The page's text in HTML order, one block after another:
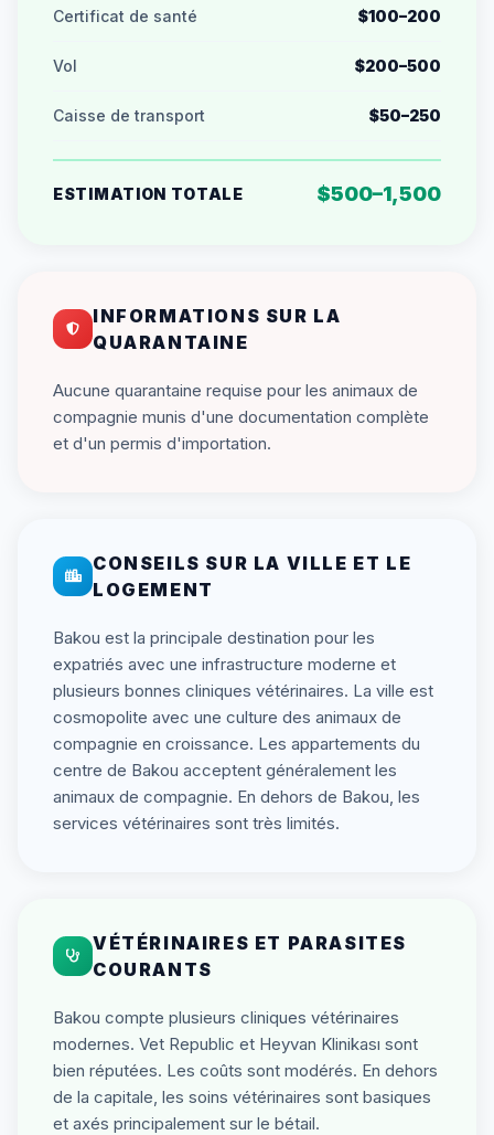
Certificat de santé $100–200
Vol $200–500
Caisse de transport $50–250
ESTIMATION TOTALE $500–1,500
INFORMATIONS SUR LA
QUARANTAINE
Aucune quarantaine requise pour les animaux de
compagnie munis d'une documentation complète
et d'un permis d'importation.
CONSEILS SUR LA VILLE ET LE
LOGEMENT
Bakou est la principale destination pour les
expatriés avec une infrastructure moderne et
plusieurs bonnes cliniques vétérinaires. La ville est
cosmopolite avec une culture des animaux de
compagnie en croissance. Les appartements du
centre de Bakou acceptent généralement les
animaux de compagnie. En dehors de Bakou, les
services vétérinaires sont très limités.
VÉTÉRINAIRES ET PARASITES
COURANTS
Bakou compte plusieurs cliniques vétérinaires
modernes. Vet Republic et Heyvan Klinikası sont
bien réputées. Les coûts sont modérés. En dehors
de la capitale, les soins vétérinaires sont basiques
et axés principalement sur le bétail.